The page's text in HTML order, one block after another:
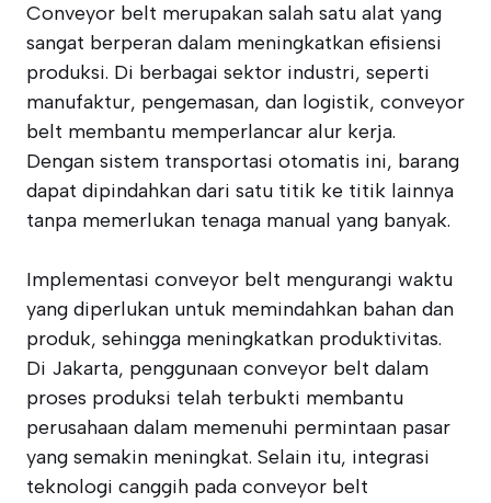
Conveyor belt merupakan salah satu alat yang
sangat berperan dalam meningkatkan efisiensi
produksi. Di berbagai sektor industri, seperti
manufaktur, pengemasan, dan logistik, conveyor
belt membantu memperlancar alur kerja.
Dengan sistem transportasi otomatis ini, barang
dapat dipindahkan dari satu titik ke titik lainnya
tanpa memerlukan tenaga manual yang banyak.
Implementasi conveyor belt mengurangi waktu
yang diperlukan untuk memindahkan bahan dan
produk, sehingga meningkatkan produktivitas.
Di Jakarta, penggunaan conveyor belt dalam
proses produksi telah terbukti membantu
perusahaan dalam memenuhi permintaan pasar
yang semakin meningkat. Selain itu, integrasi
teknologi canggih pada conveyor belt